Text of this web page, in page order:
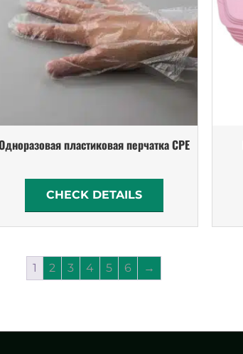
пластиковая перчатка CPE
CHECK DETAILS
1 2 3 4 5 6 →